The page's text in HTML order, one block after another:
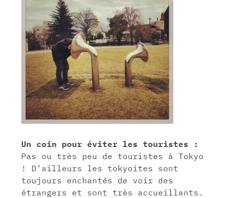
Un coin pour éviter les touristes :
Pas ou très peu de touristes à Tokyo
! D’ailleurs les tokyoites sont
toujours enchantés de voir des
étrangers et sont très accueillants.